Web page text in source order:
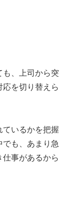
も、上司から突
を切り替えら
ているかを把握
も、あまり急
事があるから